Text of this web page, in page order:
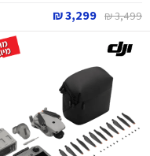
3,499 ₪
3,299 ₪